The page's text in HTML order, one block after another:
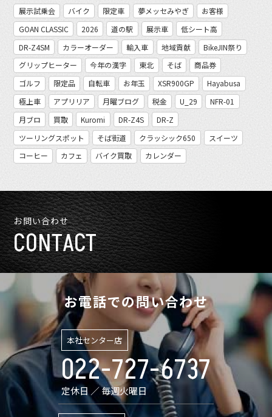
展示試乗会 バイク 限定車 夢メッセみやぎ
お客様
GOAN CLASSIC
2026 道の駅 展示車
低シート高
DR-Z4SM
カラーオーダー 輸入車 地域貢献
BikeJIN祭り
グリップヒーター
今年の漢字 東北 そば
商品券
ゴルフ
限定品 自転車 お年玉 XSR900GP
Hayabusa
極上車
アプリリア 月曜ブログ 税金 U_29
NFR-01
月ブロ
買取 Kuromi DR-Z4S
DR-Z
ツーリングスポット
そば街道 クラッシック650
スイーツ
コーヒー
カフェ バイク買取 カレンダー
お問い合わせ
CONTACT
お電話での問い合わせ
本社センター店
022-727-6737
定休日 ／ 毎週火曜日